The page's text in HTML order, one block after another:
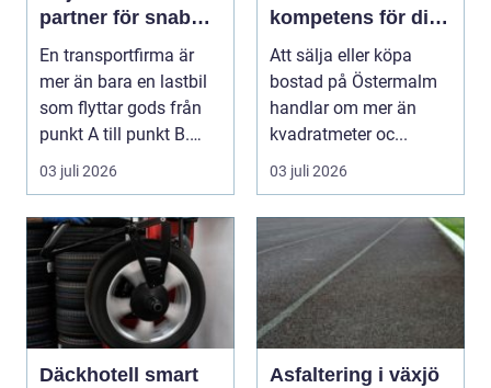
partner för snabba
och trygga
leveranser
En transportfirma är
mer än bara en lastbil
som flyttar gods från
punkt A till punkt B.
Rätt partner...
03 juli 2026
kompetens för din
bostadsaffär
Att sälja eller köpa
bostad på Östermalm
handlar om mer än
kvadratmeter oc...
03 juli 2026
Däckhotell smart
Asfaltering i växjö